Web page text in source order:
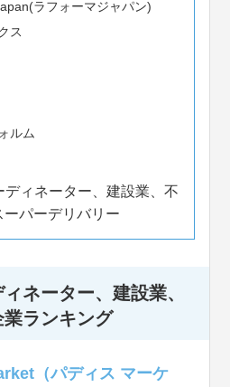
ラフォーマジャパン)
ス
ルム
ディネーター、建設業、不
パーデリバリー
ネーター、建設業、
ランキング
（パディス マーケ